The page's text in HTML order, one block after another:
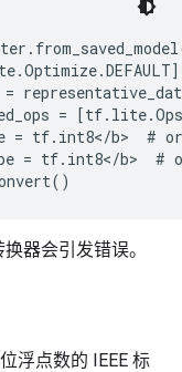
=
= tf.int8</b>  #
= tf.int8</b>
器会引发错误。
浮点数的 IEEE 标